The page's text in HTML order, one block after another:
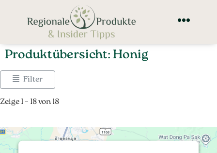
Produktübersicht: Honig
Filter
Zeige 1 – 18 von 18